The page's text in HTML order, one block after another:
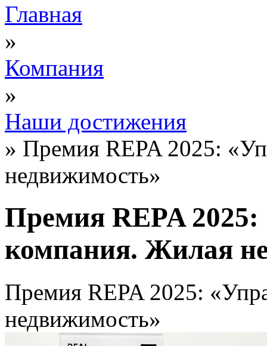
Главная
»
Компания
»
Наши достижения
» Премия REPA 2025:
недвижимость»
Премия REPA
компания. Жилая
Премия REPA 2025:
недвижимость»